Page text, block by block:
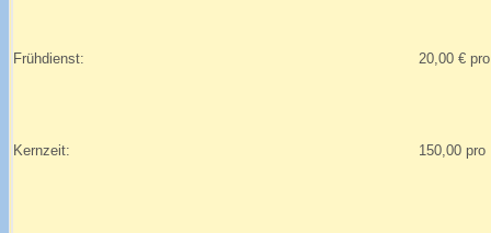
Frühdienst: 20,00 €
Kernzeit: 150,00 pro